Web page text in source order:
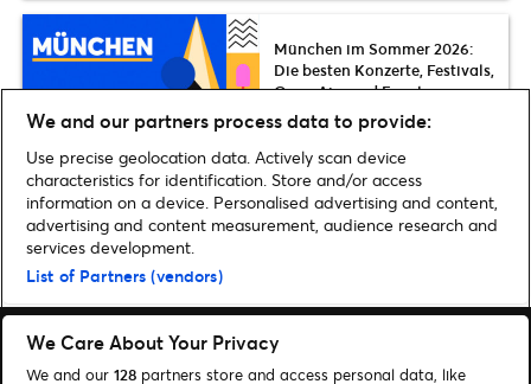
München im Sommer 2026:
Die besten Konzerte, Festivals,
Open Airs und Event-
Highlights
Home Musik
Die besten Rock-Konzerte 2022 in Deutschland | Unsere
Tipps
We and our partners process data to provide:
Use precise geolocation data. Actively scan device
characteristics for identification. Store and/or access
information on a device. Personalised advertising and content,
advertising and content measurement, audience research and
services development.
List of Partners (vendors)
We Care About Your Privacy
We and our 128 partners store and access personal data, like